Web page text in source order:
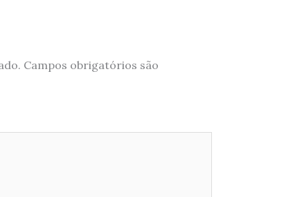
Campos obrigatórios são